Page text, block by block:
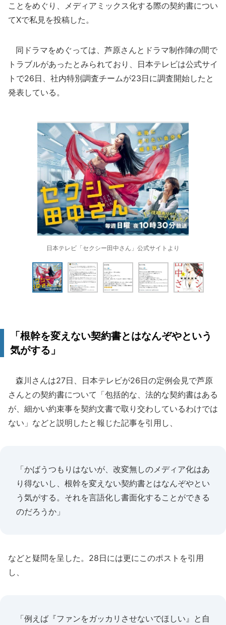
ことをめぐり、メディアミックス化する際の契約書につい
てXで私見を投稿した。
同ドラマをめぐっては、芦原さんとドラマ制作陣の間で
トラブルがあったとみられており、日本テレビは公式サイ
トで26日、社内特別調査チームが23日に調査開始したと
発表している。
日本テレビ「セクシー田中さん」公式サイトより
「根幹を変えない契約書とはなんぞやという
気がする」
森川さんは27日、日本テレビが26日の定例会見で芦原
さんとの契約書について「包括的な、法的な契約書はある
が、細かい約束事を契約文書で取り交わしているわけでは
ない」などと説明したと報じた記事を引用し、
「かばうつもりはないが、改変無しのメディア化はあ
り得ないし、根幹を変えない契約書とはなんぞやとい
う気がする。それを言語化し書面化することができる
のだろうか」
などと疑問を呈した。28日には更にこのポストを引用
し、
「例えば『ファンをガッカリさせないでほしい』と自